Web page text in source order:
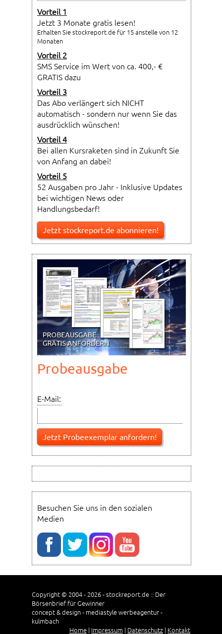
Vorteil 1
Jetzt 3 Monate gratis lesen!
Erhalten Sie stockreport.de für 15 anstelle von 12
Monaten
Vorteil 2
SMS Service im Wert von ca. 400,- €
GRATIS dazu
Vorteil 3
Das Abo verlängert sich NICHT
automatisch - sondern nur wenn Sie das
ausdrücklich wünschen!
Vorteil 4
Bei allen Kursraketen sind in Zukunft Sie
von Anfang an dabei!
Vorteil 5
52 Ausgaben pro Jahr - Inklusive Updates
bei wichtigen News oder
Handlungsbedarf!
Jetzt stockreport.de abonnieren!
Probeausgabe
E-Mail:
Besuchen Sie uns in den sozialen
Medien
Copyright © 2004 - 2026 - stockreport.de :: Der
Börsenbrief für Gewinner
concept & design - mediastyle werbeagentur -
kulmbach
Home | Impressum | Datenschutz | Kontakt